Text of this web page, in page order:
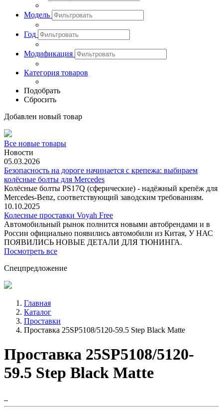
Модель
Год
Модификация
Категория товаров
Подобрать
Сбросить
Добавлен новый товар
Все новые товары
Новости
05.03.2026
Безопасность на дороге начинается с крепежа: выбираем
колёсные болты для Mercedes
Колёсные болты PS17Q (сферические) - надёжный крепёж для
Mercedes‑Benz, соответствующий заводским требованиям.
10.10.2025
Колесные проставки Voyah Free
Автомобильный рынок полнится новыми автобрендами и в
России официально появились автомобили из Китая, У НАС
ПОЯВИЛИСЬ НОВЫЕ ДЕТАЛИ ДЛЯ ТЮНИНГА.
Посмотреть все
Спецпредложение
Главная
Каталог
Проставки
Проставка 25SP5108/5120-59.5 Step Black Matte
Проставка 25SP5108/5120-
59.5 Step Black Matte